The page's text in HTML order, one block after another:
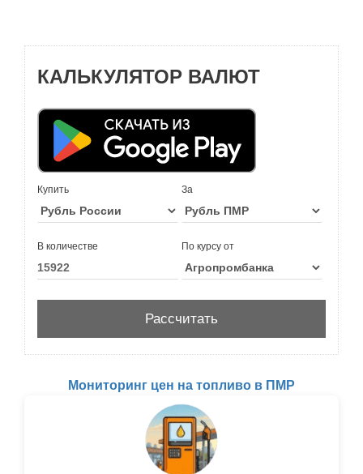
КАЛЬКУЛЯТОР ВАЛЮТ
Купить За
В количестве По курсу от
Мониторинг цен на топливо в ПМР